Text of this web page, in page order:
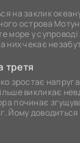
на заклик
острова
море у
них чекає
третя
зростає
викликає
починає
Йому